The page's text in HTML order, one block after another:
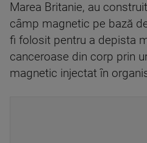
Marea Britanie, au
câmp magnetic pe bază
fi folosit pentru a depista
canceroase din corp prin
magnetic injectat în